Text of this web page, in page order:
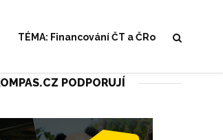
TÉMA: Financování ČT a ČRo
PODPORUJÍ